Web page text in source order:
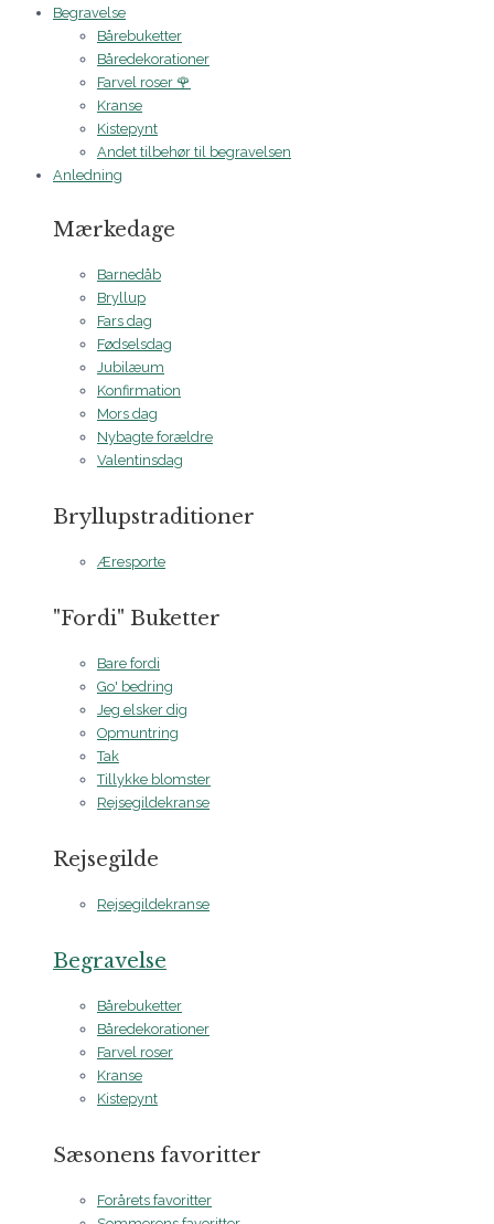
Begravelse
Bårebuketter
Båredekorationer
Farvel roser 🌹
Kranse
Kistepynt
Andet tilbehør til begravelsen
Anledning
Mærkedage
Barnedåb
Bryllup
Fars dag
Fødselsdag
Jubilæum
Konfirmation
Mors dag
Nybagte forældre
Valentinsdag
Bryllupstraditioner
Æresporte
"Fordi" Buketter
Bare fordi
Go' bedring
Jeg elsker dig
Opmuntring
Tak
Tillykke blomster
Rejsegildekranse
Rejsegilde
Rejsegildekranse
Begravelse
Bårebuketter
Båredekorationer
Farvel roser
Kranse
Kistepynt
Sæsonens favoritter
Forårets favoritter